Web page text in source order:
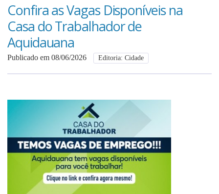
Anuncie
Anuncie
Confira as Vagas Disponíveis na
Casa do Trabalhador de
Aquidauana
Publicado em 08/06/2026 Editoria: Cidade